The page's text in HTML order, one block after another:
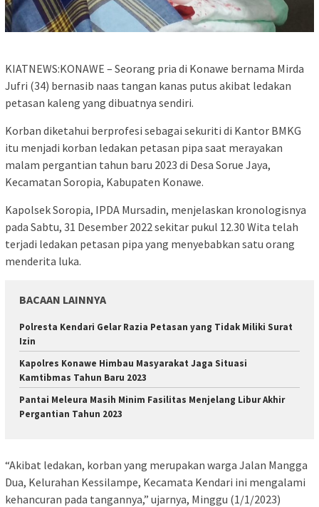
KIATNEWS:KONAWE – Seorang pria di Konawe bernama Mirda
Jufri (34) bernasib naas tangan kanas putus akibat ledakan
petasan kaleng yang dibuatnya sendiri.
Korban diketahui berprofesi sebagai sekuriti di Kantor BMKG
itu menjadi korban ledakan petasan pipa saat merayakan
malam pergantian tahun baru 2023 di Desa Sorue Jaya,
Kecamatan Soropia, Kabupaten Konawe.
Kapolsek Soropia, IPDA Mursadin, menjelaskan kronologisnya
pada Sabtu, 31 Desember 2022 sekitar pukul 12.30 Wita telah
terjadi ledakan petasan pipa yang menyebabkan satu orang
menderita luka.
BACAAN LAINNYA
Polresta Kendari Gelar Razia Petasan yang Tidak Miliki Surat
Izin
Kapolres Konawe Himbau Masyarakat Jaga Situasi
Kamtibmas Tahun Baru 2023
Pantai Meleura Masih Minim Fasilitas Menjelang Libur Akhir
Pergantian Tahun 2023
“Akibat ledakan, korban yang merupakan warga Jalan Mangga
Dua, Kelurahan Kessilampe, Kecamata Kendari ini mengalami
kehancuran pada tangannya,” ujarnya, Minggu (1/1/2023)